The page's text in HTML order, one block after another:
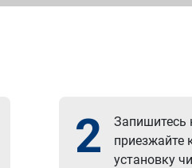
2
Запишитесь
приезжайте
установку